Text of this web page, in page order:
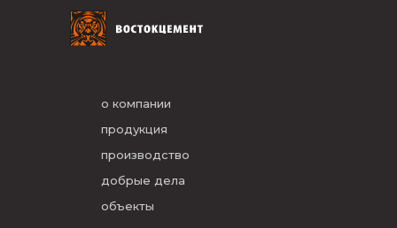
о компании
продукция
производство
добрые дела
объекты